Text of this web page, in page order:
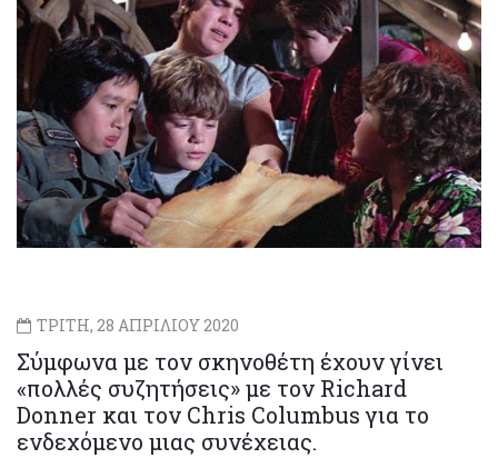
ΤΡΙΤΗ, 28 ΑΠΡΙΛΙΟΥ 2020
Σύμφωνα με τον σκηνοθέτη έχουν γίνει
«πολλές συζητήσεις» με τον Richard
Donner και τον Chris Columbus για το
ενδεχόμενο μιας συνέχειας.